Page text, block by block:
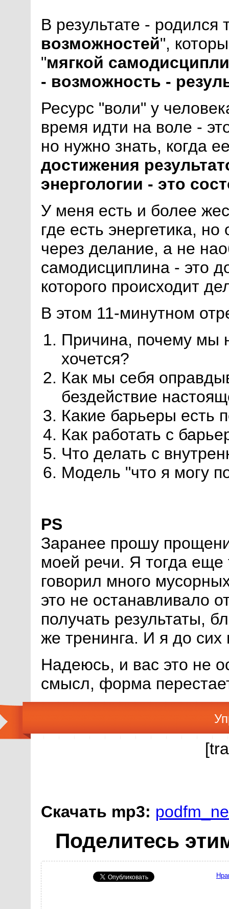
В результате - родился
возможностей",
"мягкой
- возможность -
Ресурс "воли" у
время идти на воле -
но нужно знать, когда
достижения
энергологии - это
У меня есть и более
где есть энергетика,
через делание, а не
самодисциплина - это
которого происходит
В этом 11-минутном
Причина, почему мы
хочется?
Как мы себя
бездействие
Какие барьеры есть
Как работать с
Что делать с
Модель "что я могу
PS
Заранее прошу
моей речи. Я тогда еще
говорил много
это не останавливало
получать результаты,
же тренинга. И я до
Надеюсь, и вас это не
смысл, форма
Скачать mp3:
Поделитесь